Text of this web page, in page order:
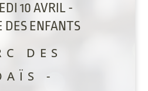
10 AVRIL -
DES ENFANTS
DES
-